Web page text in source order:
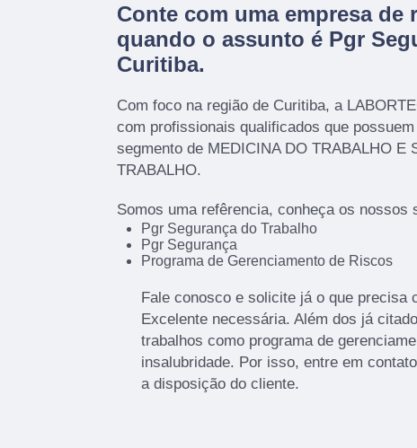
Conte com uma empresa de
quando o assunto é Pgr
Curitiba.
Com foco na região de Curitiba, a
com profissionais qualificados que
segmento de MEDICINA DO TRABALHO E
TRABALHO.
Somos uma refêrencia, conheça os nossos
Pgr Segurança do Trabalho
Pgr Segurança
Programa de Gerenciamento de Riscos
Fale conosco e solicite já o que precisa
Excelente necessária. Além dos já
trabalhos como programa de
insalubridade. Por isso, entre em
a disposição do cliente.